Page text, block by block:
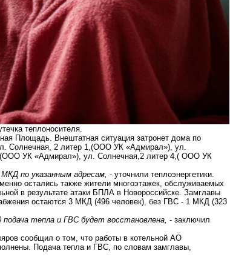
теплоносителя.
Площадь. Внештатная ситуация затронет дома по
Солнечная, 2 литер 1,(ООО УК «Адмирал»), ул.
УК «Адмирал»), ул. Солнечная,2 литер 4,( ООО УК
по указанным адресам, - уточнили теплоэнергетики.
остались также жители многоэтажек, обслуживаемых
в результате атаки БПЛА в Новороссийске. Замглавы
остаются 3 МКД (496 человек), без ГВС - 1 МКД (323
тепла и ГВС будет восстановлена, - заключил
сообщил о том, что работы в котельной АО
Подача тепла и ГВС, по словам замглавы,